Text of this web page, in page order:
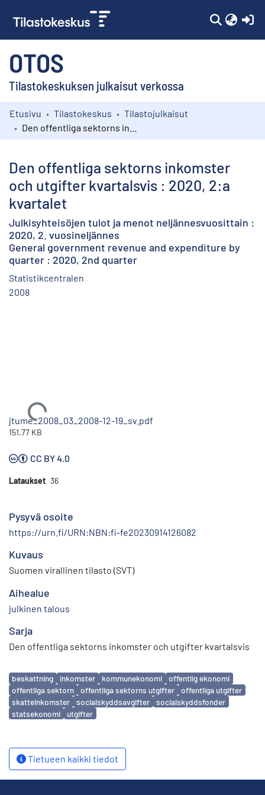
OTOS
Tilastokeskuksen julkaisut verkossa
Kokoelmat
Etusivu Tilastokeskus
Tilastojulkaisut
Den offentliga sektorns inkomster
och utgifter kvartalsvis : 2020, 2:a
kvartalet
Julkisyhteisöjen tulot ja menot neljännesvuosittain :
2020, 2. vuosineljännes
General government revenue and expenditure by
quarter : 2020, 2nd quarter
Statistikcentralen
2008
Ladataan...
jtume_2008_03_2008-12-19_sv.pdf
151.77 KB
CC BY 4.0
Lataukset 36
Pysyvä osoite
https://urn.fi/URN:NBN:fi-fe20230914126082
Kuvaus
Suomen virallinen tilasto (SVT)
Aihealue
julkinen talous
Sarja
Den offentliga sektorns inkomster och utgifter kvartalsvis
Avainsanat
beskattning inkomster kommunekonomi
offentlig ekonomi
offentliga sektorn
offentliga sektorns utgifter
offentliga utgifter
skatteinkomster
socialskyddsavgifter
socialskyddsfonder
statsekonomi
utgifter
Tietueen kaikki tiedot